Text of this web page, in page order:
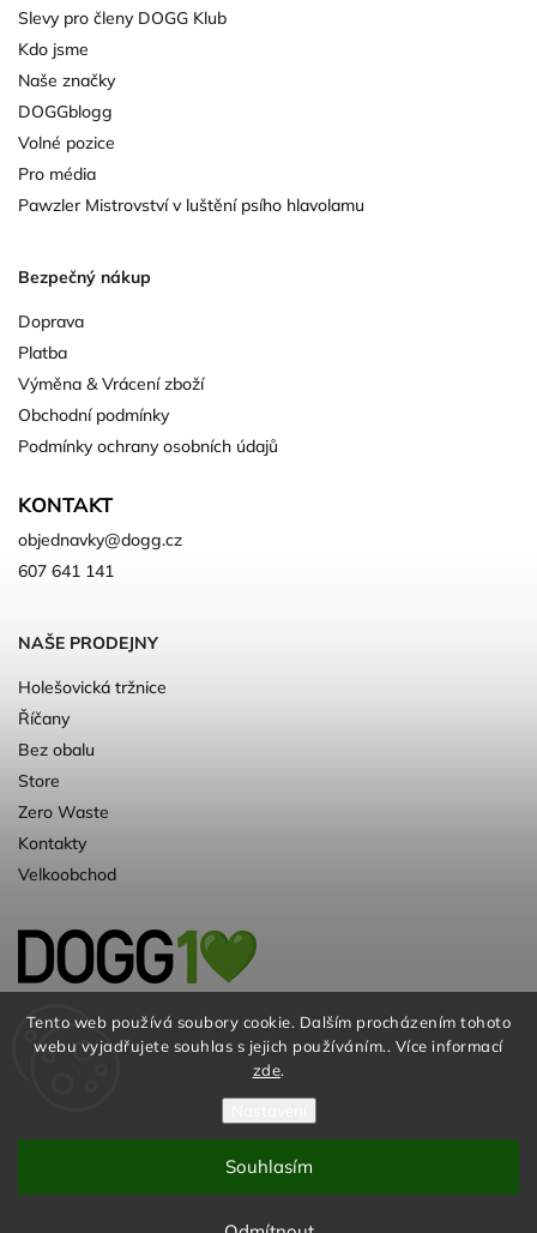
Tento web používá soubory cookie. Dalším procházením tohoto
webu vyjadřujete souhlas s jejich používáním.. Více informací
zde.
Souhlasím
Slevy pro členy DOGG Klub
Kdo jsme
Naše značky
DOGGblogg
Volné pozice
Pro média
Pawzler Mistrovství v luštění psího hlavolamu
Bezpečný nákup
Doprava
Platba
Výměna & Vrácení zboží
Obchodní podmínky
Podmínky ochrany osobních údajů
KONTAKT
objednavky@dogg.cz
607 641 141
NAŠE PRODEJNY
Holešovická tržnice
Říčany
Bez obalu
Store
Zero Waste
Kontakty
Velkoobchod
Kvalitní a ♻️eko chovatelské potřeby pro
psy. Už 10 let